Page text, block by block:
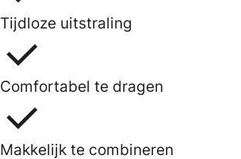
Tijdloze uitstraling
Comfortabel te dragen
Makkelijk te combineren